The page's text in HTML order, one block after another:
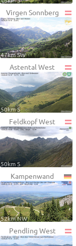
Virgen Sonnberg
47km SW
Astental West
50km S
Feldkopf West
50km S
Kampenwand
52km NW
Pendling West